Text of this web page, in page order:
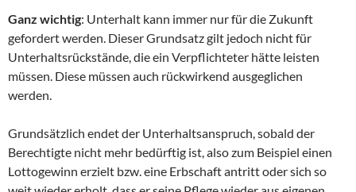
Ganz wichtig: Unterhalt kann immer nur für die Zukunft
gefordert werden. Dieser Grundsatz gilt jedoch nicht für
Unterhaltsrückstände, die ein Verpflichteter hätte leisten
müssen. Diese müssen auch rückwirkend ausgeglichen
werden.
Grundsätzlich endet der Unterhaltsanspruch, sobald der
Berechtigte nicht mehr bedürftig ist, also zum Beispiel einen
Lottogewinn erzielt bzw. eine Erbschaft antritt oder sich so